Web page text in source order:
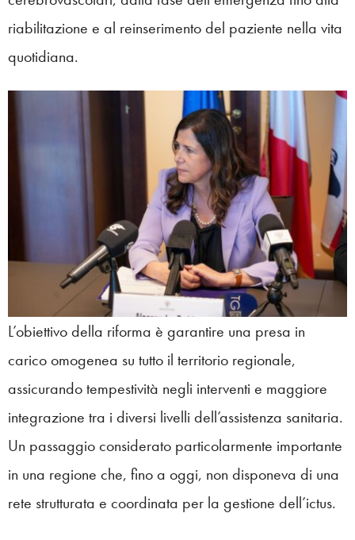
riabilitazione e al reinserimento del paziente nella vita
quotidiana.
L’obiettivo della riforma è garantire una presa in
carico omogenea su tutto il territorio regionale,
assicurando tempestività negli interventi e maggiore
integrazione tra i diversi livelli dell’assistenza sanitaria.
Un passaggio considerato particolarmente importante
in una regione che, fino a oggi, non disponeva di una
rete strutturata e coordinata per la gestione dell’ictus.